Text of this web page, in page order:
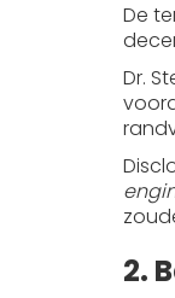
De
Dr.
2.